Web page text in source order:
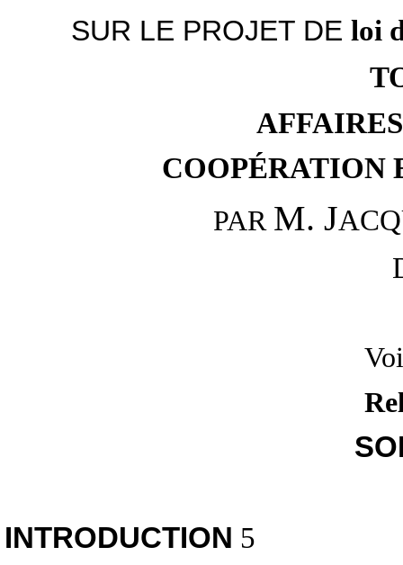
SUR LE PROJET DE loi
COOPÉRATION
PAR M. J
INTRODUCTION 5